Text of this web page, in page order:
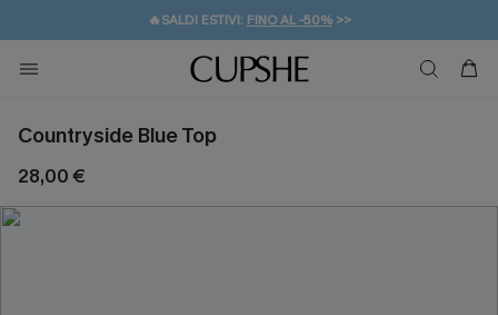
🔥SALDI ESTIVI: FINO AL -50%>>
🚚SPEDIZIONE GRATUITA DA 49€
💌REGALO PER I NUOVI: 20% DI SCONTO*
Countryside Blue Top
28,00 €